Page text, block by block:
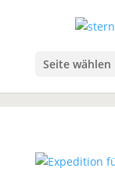
Seite wählen